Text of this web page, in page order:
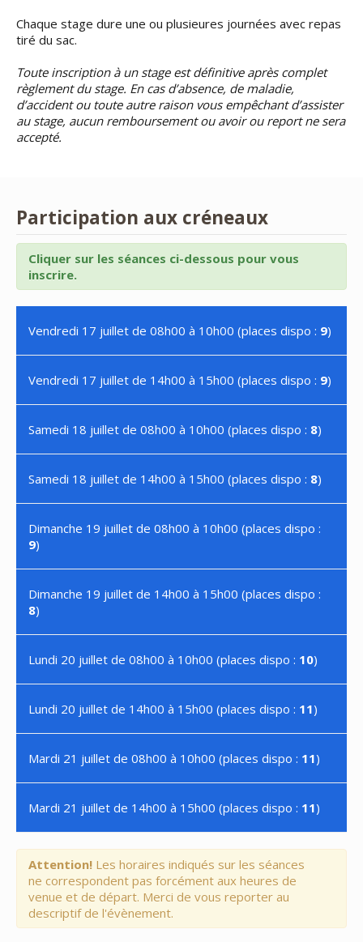
Chaque stage dure une ou plusieures journées avec repas
tiré du sac.
Toute inscription à un stage est définitive après complet
règlement du stage. En cas d’absence, de maladie,
d’accident ou toute autre raison vous empêchant d’assister
au stage, aucun remboursement ou avoir ou report ne sera
accepté.
Participation aux créneaux
Cliquer sur les séances ci-dessous pour vous
inscrire.
Vendredi 17 juillet de 08h00 à 10h00 (places dispo : 9)
Vendredi 17 juillet de 14h00 à 15h00 (places dispo : 9)
Samedi 18 juillet de 08h00 à 10h00 (places dispo : 8)
Samedi 18 juillet de 14h00 à 15h00 (places dispo : 8)
Dimanche 19 juillet de 08h00 à 10h00 (places dispo :
9)
Dimanche 19 juillet de 14h00 à 15h00 (places dispo :
8)
Lundi 20 juillet de 08h00 à 10h00 (places dispo : 10)
Lundi 20 juillet de 14h00 à 15h00 (places dispo : 11)
Mardi 21 juillet de 08h00 à 10h00 (places dispo : 11)
Mardi 21 juillet de 14h00 à 15h00 (places dispo : 11)
Attention! Les horaires indiqués sur les séances
ne correspondent pas forcément aux heures de
venue et de départ. Merci de vous reporter au
descriptif de l'évènement.